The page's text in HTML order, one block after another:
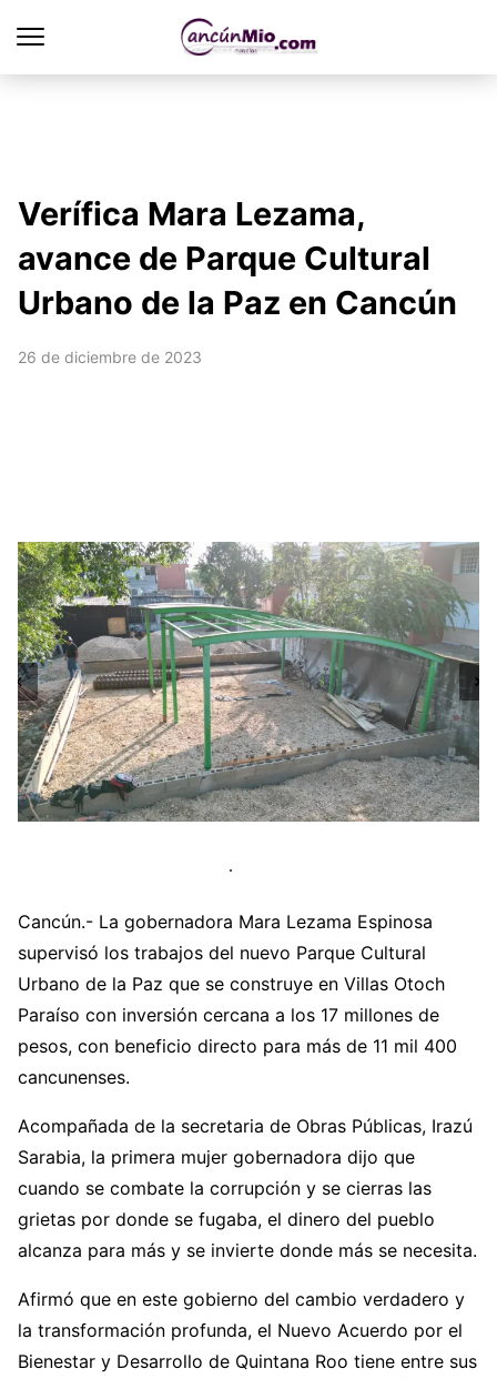
Verífica Mara Lezama,
avance de Parque Cultural
Urbano de la Paz en Cancún
26 de diciembre de 2023
Cancún.- La gobernadora Mara Lezama Espinosa
supervisó los trabajos del nuevo Parque Cultural
Urbano de la Paz que se construye en Villas Otoch
Paraíso con inversión cercana a los 17 millones de
pesos, con beneficio directo para más de 11 mil 400
cancunenses.
Acompañada de la secretaria de Obras Públicas, Irazú
Sarabia, la primera mujer gobernadora dijo que
cuando se combate la corrupción y se cierras las
grietas por donde se fugaba, el dinero del pueblo
alcanza para más y se invierte donde más se necesita.
Afirmó que en este gobierno del cambio verdadero y
la transformación profunda, el Nuevo Acuerdo por el
Bienestar y Desarrollo de Quintana Roo tiene entre sus